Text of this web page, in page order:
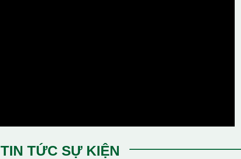
TIN TỨC SỰ KIỆN